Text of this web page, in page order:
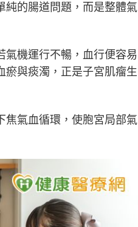
純的腸道問題，而是整體氣
氣機運行不暢，血行便容易
瘀與痰濁，正是子宮肌瘤生
焦氣血循環，使胞宮局部氣